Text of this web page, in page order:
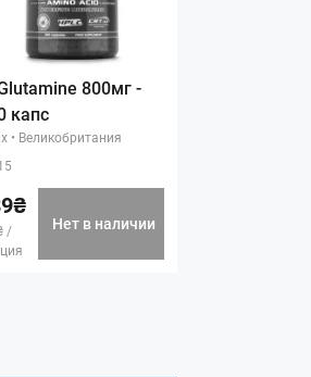
800мг -
капс
• Великобритания
/
Нет в наличии